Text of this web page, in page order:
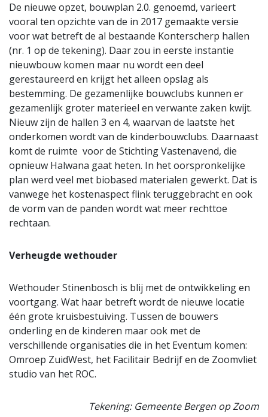
De nieuwe opzet, bouwplan 2.0. genoemd, varieert
vooral ten opzichte van de in 2017 gemaakte versie
voor wat betreft de al bestaande Konterscherp hallen
(nr. 1 op de tekening). Daar zou in eerste instantie
nieuwbouw komen maar nu wordt een deel
gerestaureerd en krijgt het alleen opslag als
bestemming. De gezamenlijke bouwclubs kunnen er
gezamenlijk groter materieel en verwante zaken kwijt.
Nieuw zijn de hallen 3 en 4, waarvan de laatste het
onderkomen wordt van de kinderbouwclubs. Daarnaast
komt de ruimte voor de Stichting Vastenavend, die
opnieuw Halwana gaat heten. In het oorspronkelijke
plan werd veel met biobased materialen gewerkt. Dat is
vanwege het kostenaspect flink teruggebracht en ook
de vorm van de panden wordt wat meer rechttoe
rechtaan.
Verheugde wethouder
Wethouder Stinenbosch is blij met de ontwikkeling en
voortgang. Wat haar betreft wordt de nieuwe locatie
één grote kruisbestuiving. Tussen de bouwers
onderling en de kinderen maar ook met de
verschillende organisaties die in het Eventum komen:
Omroep ZuidWest, het Facilitair Bedrijf en de Zoomvliet
studio van het ROC.
Tekening: Gemeente Bergen op Zoom